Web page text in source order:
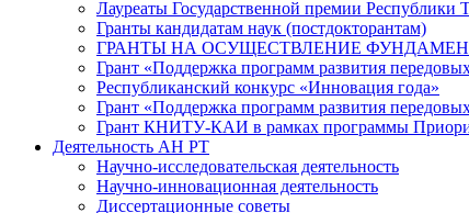
Лауреаты Государственной премии Республики
Гранты кандидатам наук (постдокторантам)
ГРАНТЫ НА ОСУЩЕСТВЛЕНИЕ
Грант «Поддержка программ развития
Республиканский конкурс «Инновация года»
Грант «Поддержка программ развития
Грант КНИТУ-КАИ в рамках программы
Деятельность АН РТ
Научно-исследовательская деятельность
Научно-инновационная деятельность
Диссертационные советы